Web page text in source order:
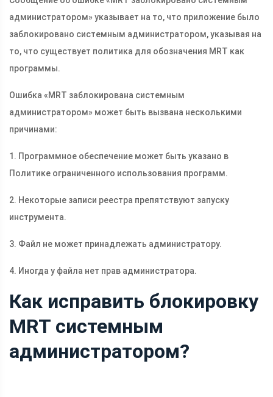
администратором» указывает на то, что приложение было
заблокировано системным администратором, указывая на
то, что существует политика для обозначения MRT как
программы.
Ошибка «MRT заблокирована системным
администратором» может быть вызвана несколькими
причинами:
1. Программное обеспечение может быть указано в
Политике ограниченного использования программ.
2. Некоторые записи реестра препятствуют запуску
инструмента.
3. Файл не может принадлежать администратору.
4. Иногда у файла нет прав администратора.
Как исправить блокировку
MRT системным
администратором?